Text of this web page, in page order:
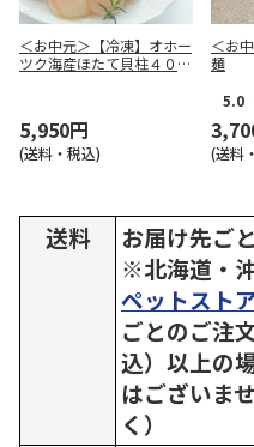
＜お中元＞【冷凍】オホー
ツク海産ほたて貝柱４００
5,950円
(送料・税込)
＜お
麺
5.0
(送料
送料
お届け先ご
※北海道・
ペットスト
ごとのご注
込）以上の
はございま
く）